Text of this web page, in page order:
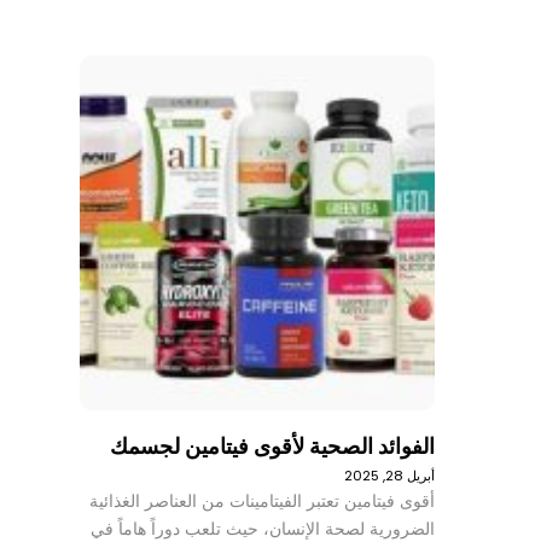
الفوائد الصحية لأقوى فيتامين لجسمك
أبريل 28, 2025
أقوى فيتامين تعتبر الفيتامينات من العناصر الغذائية
الضرورية لصحة الإنسان، حيث تلعب دوراً هاماً في